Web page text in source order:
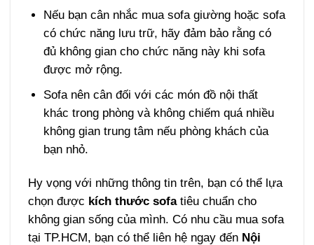
Nếu bạn cân nhắc mua sofa giường hoặc sofa
có chức năng lưu trữ, hãy đảm bảo rằng có
đủ không gian cho chức năng này khi sofa
được mở rộng.
Sofa nên cân đối với các món đồ nội thất
khác trong phòng và không chiếm quá nhiều
không gian trung tâm nếu phòng khách của
bạn nhỏ.
Hy vọng với những thông tin trên, bạn có thể lựa
chọn được kích thước sofatiêu chuẩn cho
không gian sống của mình. Có nhu cầu mua sofa
tại TP.HCM, bạn có thể liên hệ ngay đến Nội